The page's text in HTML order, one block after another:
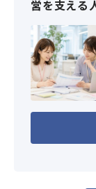
営を支える